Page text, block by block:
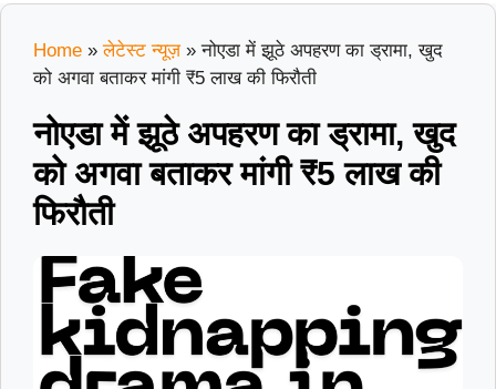
Home » लेटेस्ट न्यूज़ »नोएडा में झूठे अपहरण का ड्रामा, खुद
को अगवा बताकर मांगी ₹5 लाख की फिरौती
नोएडा में झूठे अपहरण का ड्रामा, खुद
को अगवा बताकर मांगी ₹5 लाख की
फिरौती